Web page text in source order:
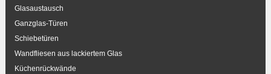
Glasaustausch
Ganzglas-Türen
Schiebetüren
Wandfliesen aus lackiertem Glas
Küchenrückwände